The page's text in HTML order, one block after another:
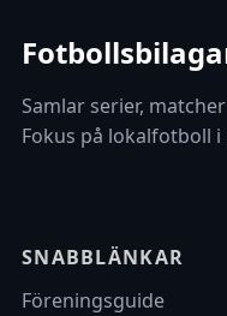
Samlar serier,
Fokus på lokalfotboll i
SNABBLÄNKAR
Föreningsguide